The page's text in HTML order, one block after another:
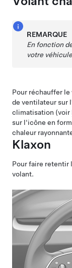
REMARQUE
En fonction
votre
Pour réchauffer le
de ventilateur sur
climatisation (voir
sur l'icône en
chaleur
Klaxon
Pour faire retentir
volant.